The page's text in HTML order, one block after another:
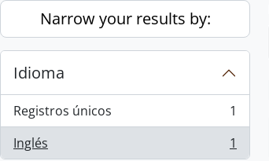
Skip to main content
Narrow your results by:
Idioma
Registros únicos
, 1 resultados
1
Inglés
, 1 resultados 1